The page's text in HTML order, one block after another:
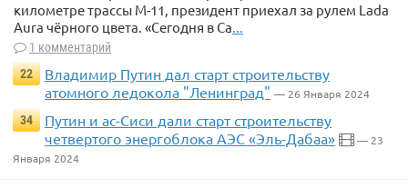
километре трассы М-11, президент приехал за рулем Lada
Aura чёрного цвета. «Сегодня в Са...
1 комментарий
22
Владимир Путин дал старт строительству
атомного ледокола "Ленинград" — 26 Января 2024
34
Путин и ас-Сиси дали старт строительству
четвертого энергоблока АЭС «Эль-Дабаа»
— 23
Января 2024